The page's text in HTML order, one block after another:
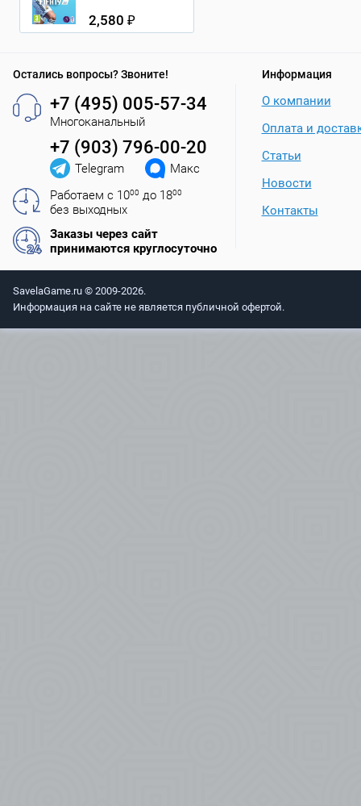
2,580 ₽
Остались вопросы? Звоните!
+7 (495) 005-57-34
Многоканальный
+7 (903) 796-00-20
Telegram
Макс
Работаем с 1000 до 1800
без выходных
Заказы через сайт
принимаются круглосуточно
Информация
О компании
Оплата и
Статьи
Новости
Контакты
SavelaGame.ru © 2009-2026.
Информация на сайте не является публичной офертой.